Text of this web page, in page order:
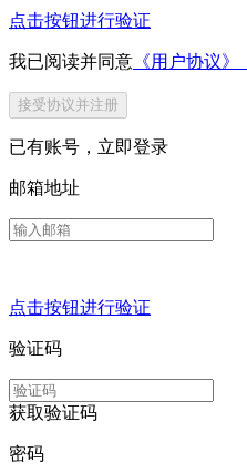
点击按钮进行验证
我已阅读并同意 《用户协议》
接受协议并注册
已有账号， 立即登录
邮箱地址
点击按钮进行验证
验证码
获取验证码
密码